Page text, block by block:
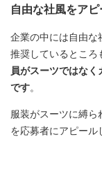
自由な社風をア
企業の中には自由な
推奨しているところ
員がスーツではな
です。
服装がスーツに縛ら
を応募者にアピール